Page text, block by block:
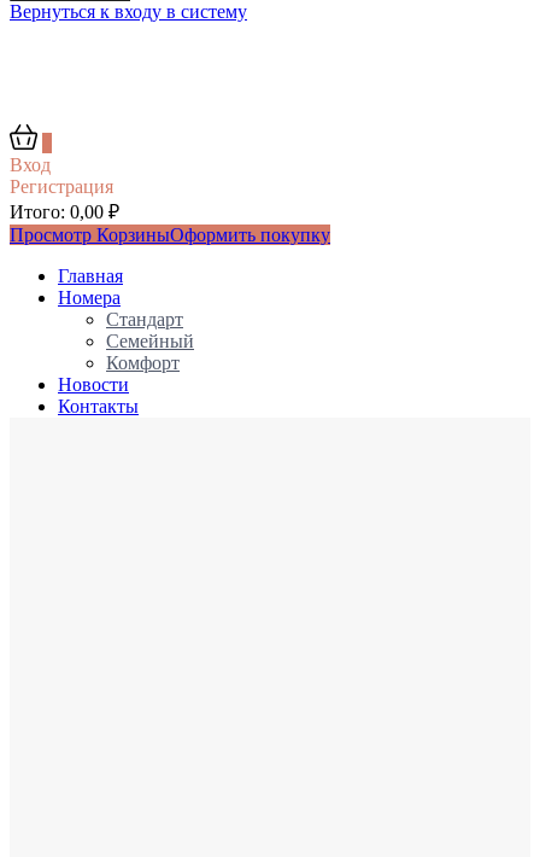
Вернуться к входу в систему
Вход
Регистрация
Итого: 0,00 ₽
Просмотр КорзиныОформить покупку
Главная
Номера
Стандарт
Семейный
Комфорт
Новости
Контакты